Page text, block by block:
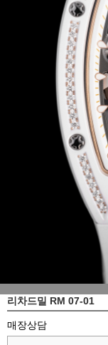
리차드밀 RM 07-01
매장상담